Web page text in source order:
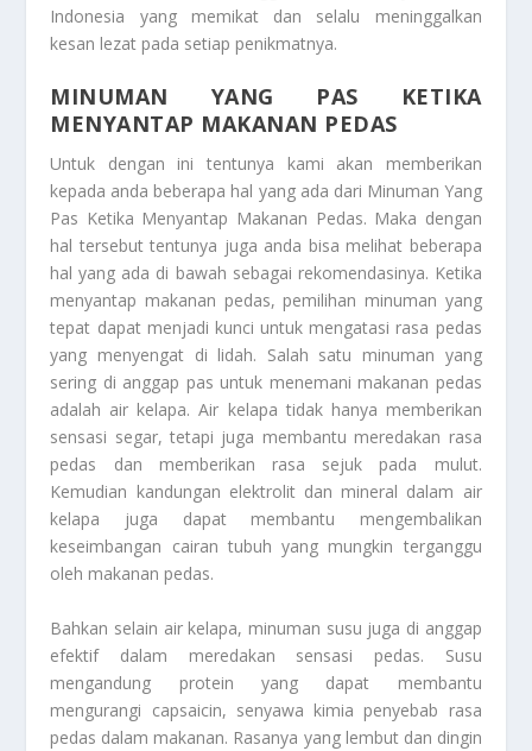
Indonesia yang memikat dan selalu meninggalkan
kesan lezat pada setiap penikmatnya.
MINUMAN YANG PAS KETIKA
MENYANTAP MAKANAN PEDAS
Untuk dengan ini tentunya kami akan memberikan
kepada anda beberapa hal yang ada dari Minuman Yang
Pas Ketika Menyantap Makanan Pedas. Maka dengan
hal tersebut tentunya juga anda bisa melihat beberapa
hal yang ada di bawah sebagai rekomendasinya. Ketika
menyantap makanan pedas, pemilihan minuman yang
tepat dapat menjadi kunci untuk mengatasi rasa pedas
yang menyengat di lidah. Salah satu minuman yang
sering di anggap pas untuk menemani makanan pedas
adalah air kelapa. Air kelapa tidak hanya memberikan
sensasi segar, tetapi juga membantu meredakan rasa
pedas dan memberikan rasa sejuk pada mulut.
Kemudian kandungan elektrolit dan mineral dalam air
kelapa juga dapat membantu mengembalikan
keseimbangan cairan tubuh yang mungkin terganggu
oleh makanan pedas.
Bahkan selain air kelapa, minuman susu juga di anggap
efektif dalam meredakan sensasi pedas. Susu
mengandung protein yang dapat membantu
mengurangi capsaicin, senyawa kimia penyebab rasa
pedas dalam makanan. Rasanya yang lembut dan dingin